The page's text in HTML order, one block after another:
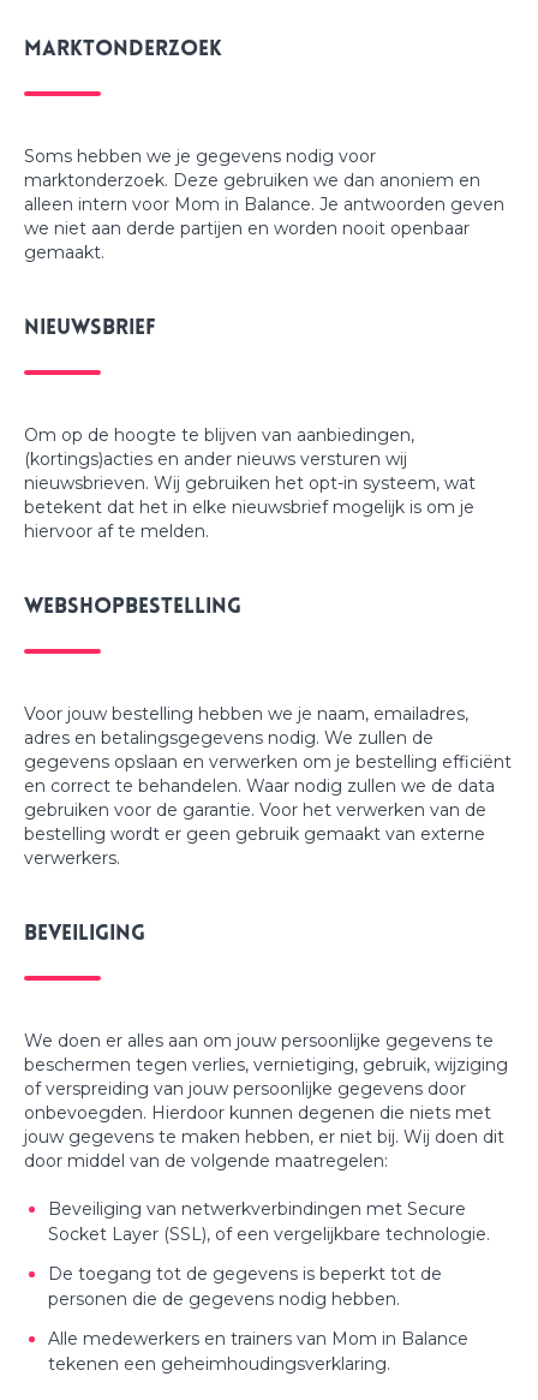
Marktonderzoek
Soms hebben we je gegevens nodig voor
marktonderzoek. Deze gebruiken we dan anoniem en
alleen intern voor Mom in Balance. Je antwoorden geven
we niet aan derde partijen en worden nooit openbaar
gemaakt.
Nieuwsbrief
Om op de hoogte te blijven van aanbiedingen,
(kortings)acties en ander nieuws versturen wij
nieuwsbrieven. Wij gebruiken het opt-in systeem, wat
betekent dat het in elke nieuwsbrief mogelijk is om je
hiervoor af te melden.
Webshopbestelling
Voor jouw bestelling hebben we je naam, emailadres,
adres en betalingsgegevens nodig. We zullen de
gegevens opslaan en verwerken om je bestelling efficiënt
en correct te behandelen. Waar nodig zullen we de data
gebruiken voor de garantie. Voor het verwerken van de
bestelling wordt er geen gebruik gemaakt van externe
verwerkers.
Beveiliging
We doen er alles aan om jouw persoonlijke gegevens te
beschermen tegen verlies, vernietiging, gebruik, wijziging
of verspreiding van jouw persoonlijke gegevens door
onbevoegden. Hierdoor kunnen degenen die niets met
jouw gegevens te maken hebben, er niet bij. Wij doen dit
door middel van de volgende maatregelen:
Beveiliging van netwerkverbindingen met Secure
Socket Layer (SSL), of een vergelijkbare technologie.
De toegang tot de gegevens is beperkt tot de
personen die de gegevens nodig hebben.
Alle medewerkers en trainers van Mom in Balance
tekenen een geheimhoudingsverklaring.